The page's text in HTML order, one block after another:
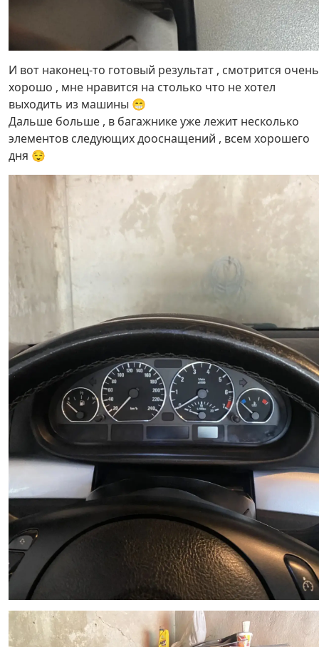
И вот наконец-то готовый результат , смотрится очень
хорошо , мне нравится на столько что не хотел
выходить из машины 😁
Дальше больше , в багажнике уже лежит несколько
элементов следующих дооснащений , всем хорошего
дня 😌